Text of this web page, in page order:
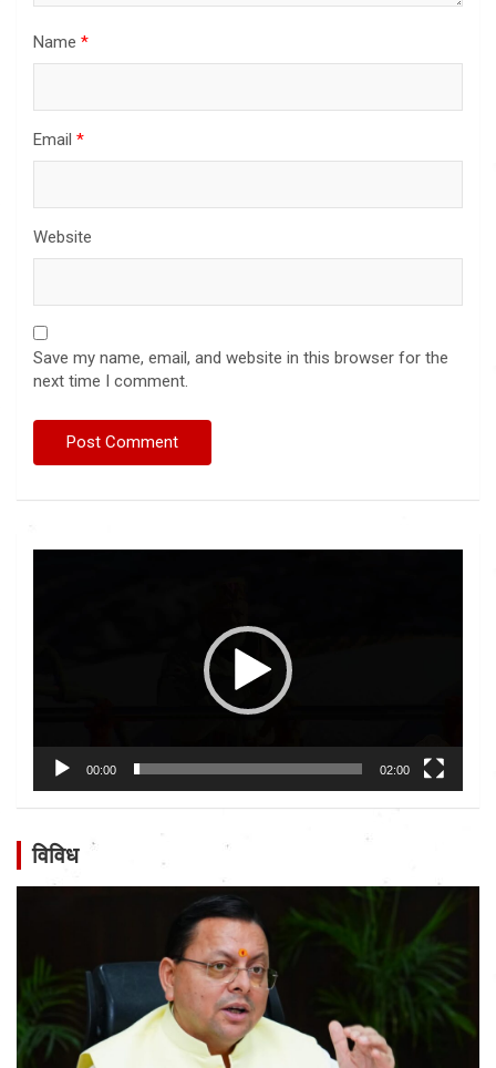
Name *
Email *
Website
Save my name, email, and website in this browser for the
next time I comment.
00:00 02:00
विविध